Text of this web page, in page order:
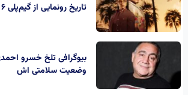
تاریخ رونمایی از گیم‌پلی GTA 6 مشخص شد
بیوگرافی تلخ خسرو
وضعیت سلامتی اش